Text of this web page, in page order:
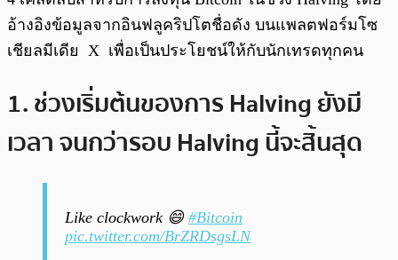
อ้างอิงข้อมูลจากอินฟลูคริปโตชื่อดัง บนแพลตฟอร์มโซ
เชียลมีเดีย X เพื่อเป็นประโยชน์ให้กับนักเทรดทุกคน
1. ช่วงเริ่มต้นของการ Halving ยังมี
เวลา จนกว่ารอบ Halving นี้จะสิ้นสุด
Like clockwork 😄 #Bitcoin
pic.twitter.com/BrZRDsgsLN